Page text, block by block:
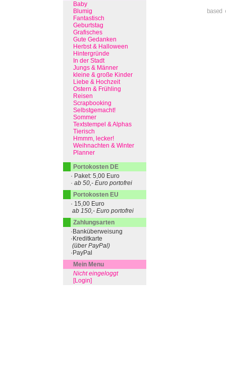
Baby
Blumig
Fantastisch
Geburtstag
Grafisches
Gute Gedanken
Herbst & Halloween
Hintergründe
In der Stadt
Jungs & Männer
kleine & große Kinder
Liebe & Hochzeit
Ostern & Frühling
Reisen
Scrapbooking
Selbstgemacht!
Sommer
Textstempel & Alphas
Tierisch
Hmmm, lecker!
Weihnachten & Winter
Planner
Portokosten DE
· Paket: 5,00 Euro
· ab 50,- Euro portofrei
Portokosten EU
· 15,00 Euro
ab 150,- Euro portofrei
Zahlungsarten
·Banküberweisung
·Kreditkarte
(über PayPal)
·PayPal
Mein Menu
Nicht eingeloggt
[Login]